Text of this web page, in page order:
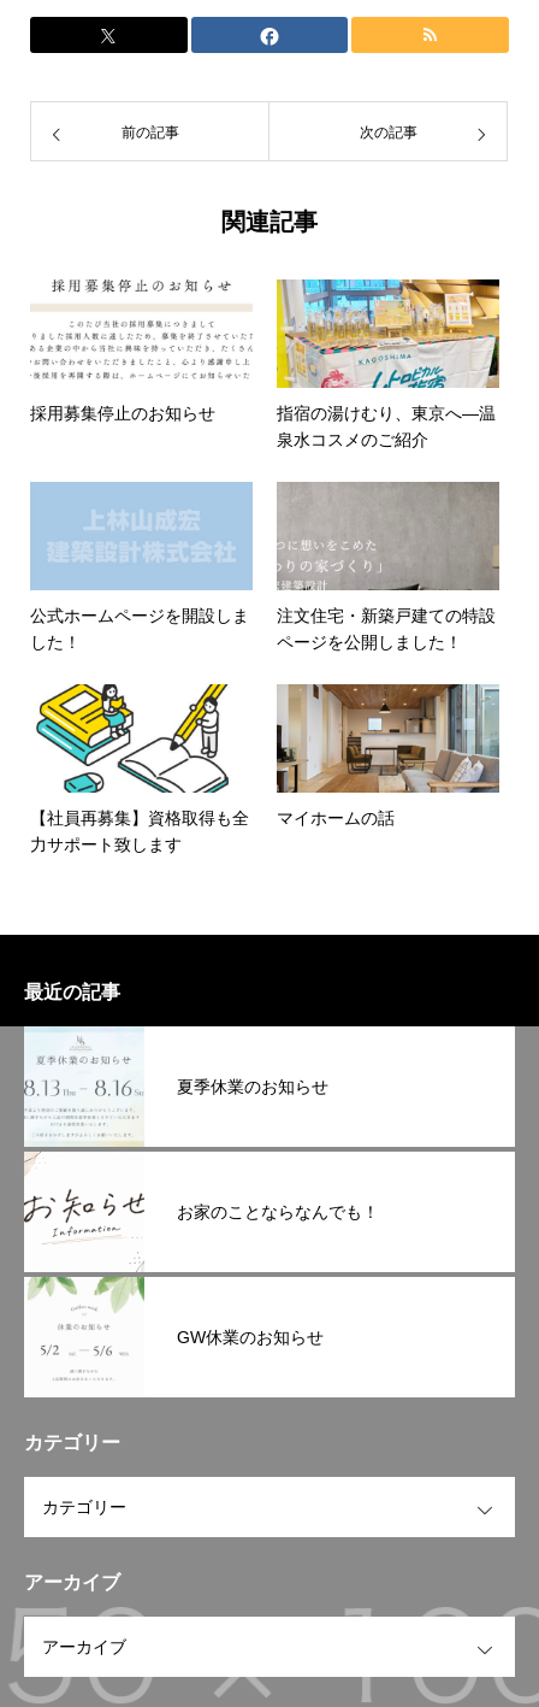
前の記事 次の記事
関連記事
採用募集停止のお知らせ
指宿の湯けむり、東京へ―温
泉水コスメのご紹介
公式ホームページを開設しま
した！
注文住宅・新築戸建ての特設
ページを公開しました！
【社員再募集】資格取得も全
力サポート致します
マイホームの話
最近の記事
夏季休業のお知らせ
お家のことならなんでも！
GW休業のお知らせ
カテゴリー
アーカイブ